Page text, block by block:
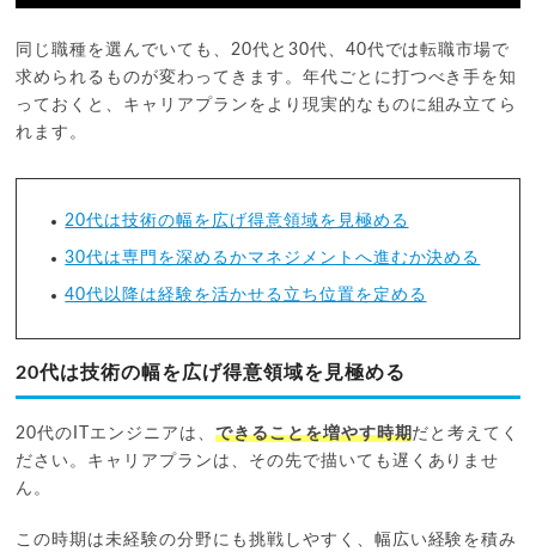
同じ職種を選んでいても、20代と30代、40代では転職市場で
求められるものが変わってきます。年代ごとに打つべき手を知
っておくと、キャリアプランをより現実的なものに組み立てら
れます。
20代は技術の幅を広げ得意領域を見極める
30代は専門を深めるかマネジメントへ進むか決める
40代以降は経験を活かせる立ち位置を定める
20代は技術の幅を広げ得意領域を見極める
20代のITエンジニアは、 できることを増やす時期だと考えてく
ださい。キャリアプランは、その先で描いても遅くありませ
ん。
この時期は未経験の分野にも挑戦しやすく、幅広い経験を積み